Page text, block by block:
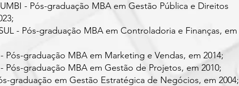
- Pós-graduação MBA em Gestão Pública e Direitos
- Pós-graduação MBA em Controladoria e Finanças, em
Pós-graduação MBA em Marketing e Vendas, em 2014;
Pós-graduação MBA em Gestão de Projetos, em 2010;
graduação em Gestão Estratégica de Negócios, em 2004;